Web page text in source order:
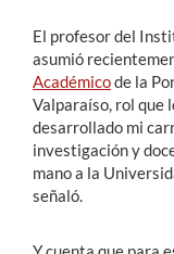
El profesor del
asumió
Académicode la
Valparaíso, rol que
desarrollado mi
investigación y
mano a la
señaló.